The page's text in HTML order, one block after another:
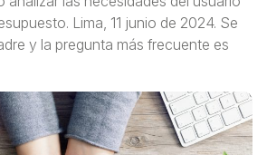
Lima, 11 junio de 2024. Se
y la pregunta más frecuente es